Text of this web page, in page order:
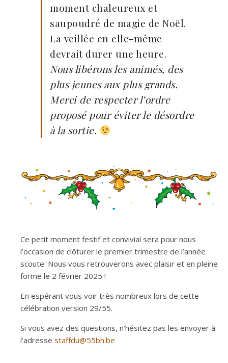
moment chaleureux et
saupoudré de magie de Noël.
La veillée en elle-même
devrait durer une heure.
Nous libérons les animés, des
plus jeunes aux plus grands.
Merci de respecter l’ordre
proposé pour éviter le désordre
à la sortie.
Ce petit moment festif et convivial sera pour nous
l’occasion de clôturer le premier trimestre de l’année
scoute. Nous vous retrouverons avec plaisir et en pleine
forme le 2 février 2025 !
En espérant vous voir très nombreux lors de cette
célébration version 29/55.
Si vous avez des questions, n’hésitez pas les envoyer à
l’adresse staffdu@55bh.be